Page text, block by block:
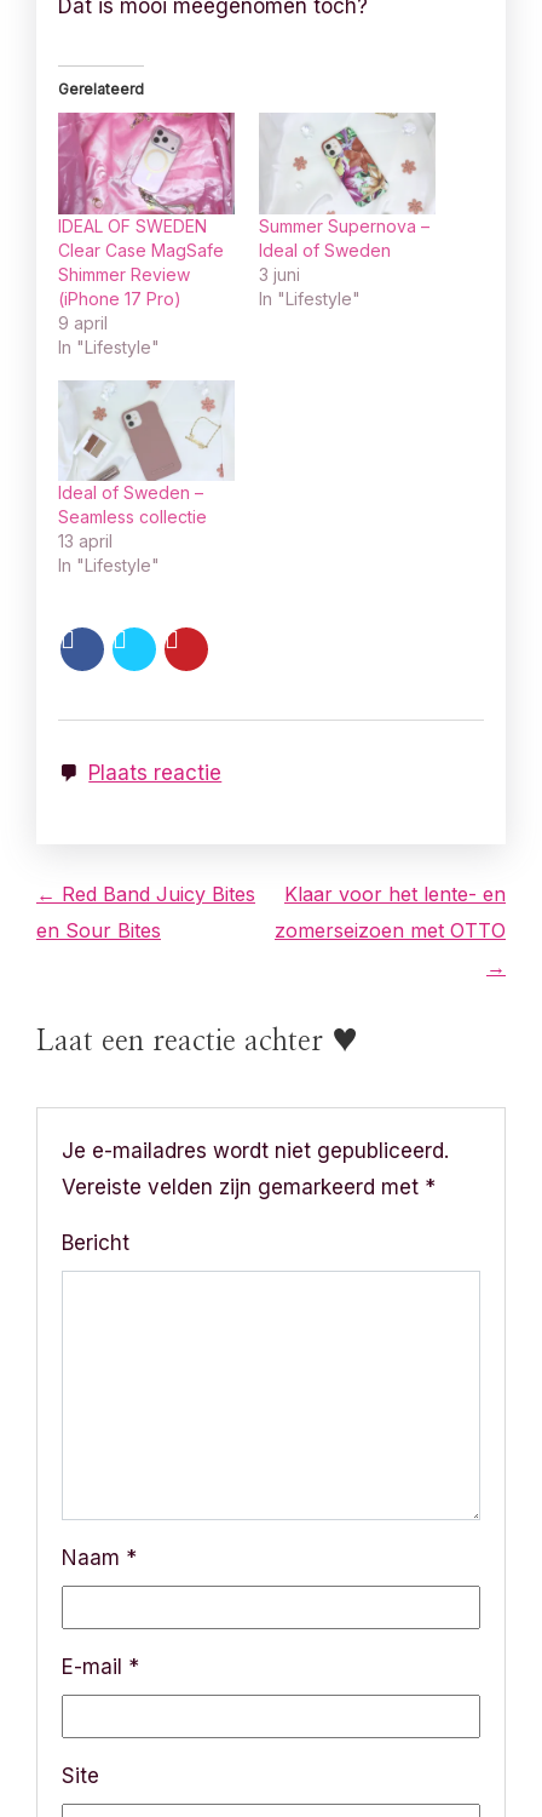
Dat is mooi meegenomen toch?
Gerelateerd
IDEAL OF SWEDEN
Clear Case MagSafe
Shimmer Review
(iPhone 17 Pro)
9 april
In "Lifestyle"
Summer Supernova –
Ideal of Sweden
3 juni
In "Lifestyle"
Ideal of Sweden –
Seamless collectie
13 april
In "Lifestyle"
Plaats reactie
B
e
i
c
← Red Band Juicy Bites
en Sour Bites
Klaar voor het lente- en
zomerseizoen met OTTO
→
Laat een reactie achter ♥
Je e-mailadres wordt niet gepubliceerd.
Vereiste velden zijn gemarkeerd met *
Bericht
Naam *
E-mail *
Site